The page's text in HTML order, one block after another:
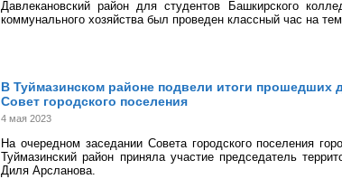
Давлекановский район для студентов Башкирского
коммунального хозяйства был проведен классный час на
В Туймазинском районе подвели итоги прошедших
Совет городского поселения
4 мая 2023
На очередном заседании Совета городского поселения
Туймазинский район приняла участие председатель
Диля Арсланова.